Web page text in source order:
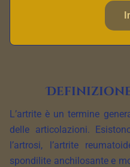
le diverse opzioni di
sintomi e migliorare la
L’artrite è un termine
delle articolazioni.
l’artrosi, l’artrite
spondilite anchilosante e